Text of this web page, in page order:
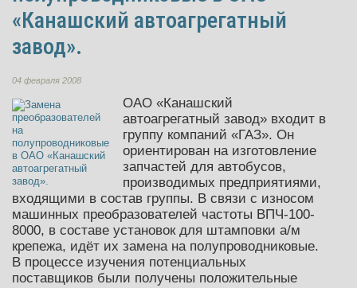
«Канашский автоагрегатный
завод».
04 февраля 2008
ОАО «Канашский
автоагрегатный завод» входит в
группу компаний «ГАЗ». Он
ориентирован на изготовление
запчастей для автобусов,
производимых предприятиями,
входящими в состав группы. В связи с износом
машинных преобразователей частоты ВПЧ-100-
8000, в составе установок для штамповки а/м
крепежа, идёт их замена на полупроводниковые.
В процессе изучения потенциальных
поставщиков были получены положительные